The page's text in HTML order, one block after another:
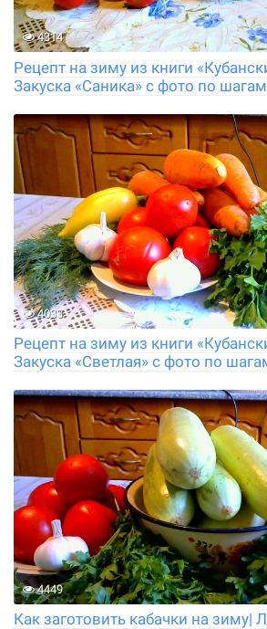
4314
Рецепт на зиму из книги
Закуска «Саника» с фото по шагам
4033
Рецепт на зиму из книги
Закуска «Светлая» с фото по
4449
Как заготовить кабачки на зиму|